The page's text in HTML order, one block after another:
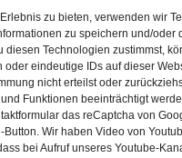
zu bieten, verwenden wir
zu speichern und/oder
diesen Technologien zustimmst,
oder eindeutige IDs auf dieser
nicht erteilst oder
Funktionen beeinträchtigt
das reCaptcha von
Wir haben Video von
bei Aufruf unseres Youtube-
Presse